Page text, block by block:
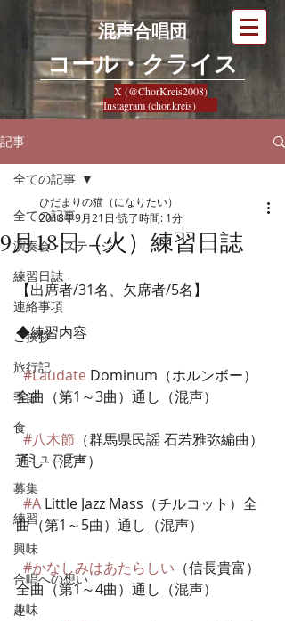
混声合唱団
​コール・クライス
X (@ChorKreis2008)
Instagram (chor.kreis)
記事
全ての記事
演奏会・ステージ
練習日誌
連絡事項
ご挨拶
旅行記
季節
食
コミュニティ
募集
練習
興味
合唱への想い
趣味
全ての記事
9月18日（火）練習日誌
ひだまりの猫（になりたい）
2018年9月21日 読了時間: 1分
【出席者/31名、欠席者/5名】
◆練習内容
#Laudate Dominum（ホルンボー）
全曲（第1～3曲）通し（混声）
#八木節 （群馬県民謡 石若雅弥編曲）
通し（混声）
#A Little Jazz Mass（チルコット）全
曲（第1～5曲）通し（混声）
#かなしみはあたらしい （信長貴富）
全曲（第1～4曲）通し（混声）